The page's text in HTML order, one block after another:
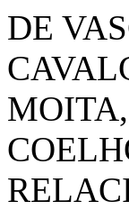
DE